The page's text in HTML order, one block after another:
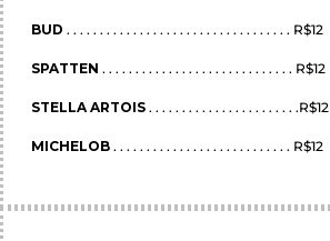
BUD . . . . . . . . . . . . . . . . . . . . . . . . . . . . . . . . . . R$12
SPATTEN . . . . . . . . . . . . . . . . . . . . . . . . . . . . . R$12
STELLA ARTOIS . . . . . . . . . . . . . . . . . . . . . . .R$12
MICHELOB . . . . . . . . . . . . . . . . . . . . . . . . . . . R$12